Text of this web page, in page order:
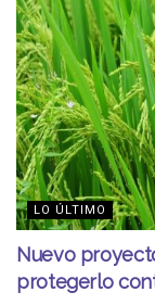
LO ÚLTIMO
Nuevo
protegerlo